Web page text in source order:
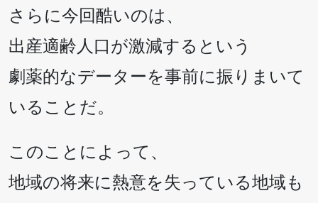
さらに今回酷いのは、
出産適齢人口が激減するという
劇薬的なデーターを事前に振りまいて
いることだ。
このことによって、
地域の将来に熱意を失っている地域も